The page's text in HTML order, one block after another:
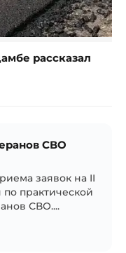
рассказал
СВО
заявок на II
практической
СВО....